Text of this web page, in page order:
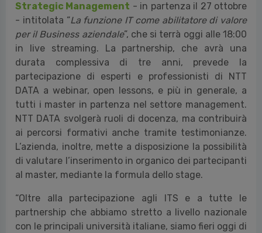
Strategic Management - in partenza il 27 ottobre
- intitolata “La funzione IT come abilitatore di valore
per il Business aziendale”, che si terrà oggi alle 18:00
in live streaming. La partnership, che avrà una
durata complessiva di tre anni, prevede la
partecipazione di esperti e professionisti di NTT
DATA a webinar, open lessons, e più in generale, a
tutti i master in partenza nel settore management.
NTT DATA svolgerà ruoli di docenza, ma contribuirà
ai percorsi formativi anche tramite testimonianze.
L’azienda, inoltre, mette a disposizione la possibilità
di valutare l’inserimento in organico dei partecipanti
al master, mediante la formula dello stage.
“Oltre alla partecipazione agli ITS e a tutte le
partnership che abbiamo stretto a livello nazionale
con le principali università italiane, siamo fieri oggi di